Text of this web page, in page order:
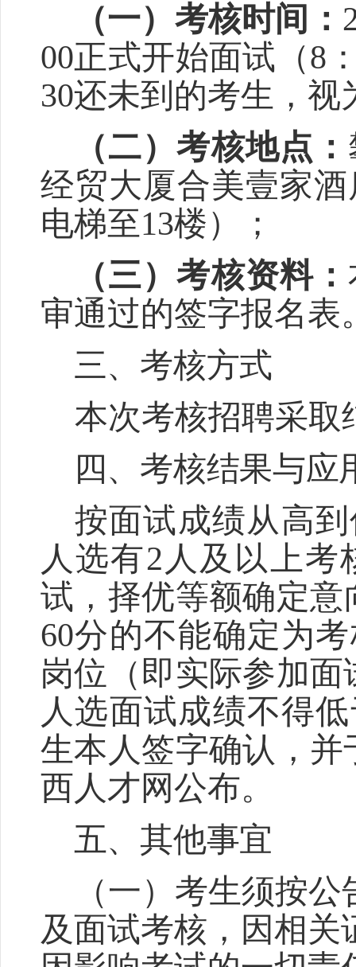
（一）考核时间：
00正式开始面试（8
30还未到的考生，视
（二）考核地点：
经贸大厦合美壹家酒
电梯至13楼）；
（三）考核资料：
审通过的签字报名表
三、考核方式
本次考核招聘采取
四、考核结果与应
按面试成绩从高
人选有2 人及以上考
试，择优等额确定
60分的不能确定为
岗位（即实际参加
人选面试成绩不得
生本人签字确认，
西人才网公布。
五、其他事宜
（一）考生须按
及面试考核，因相